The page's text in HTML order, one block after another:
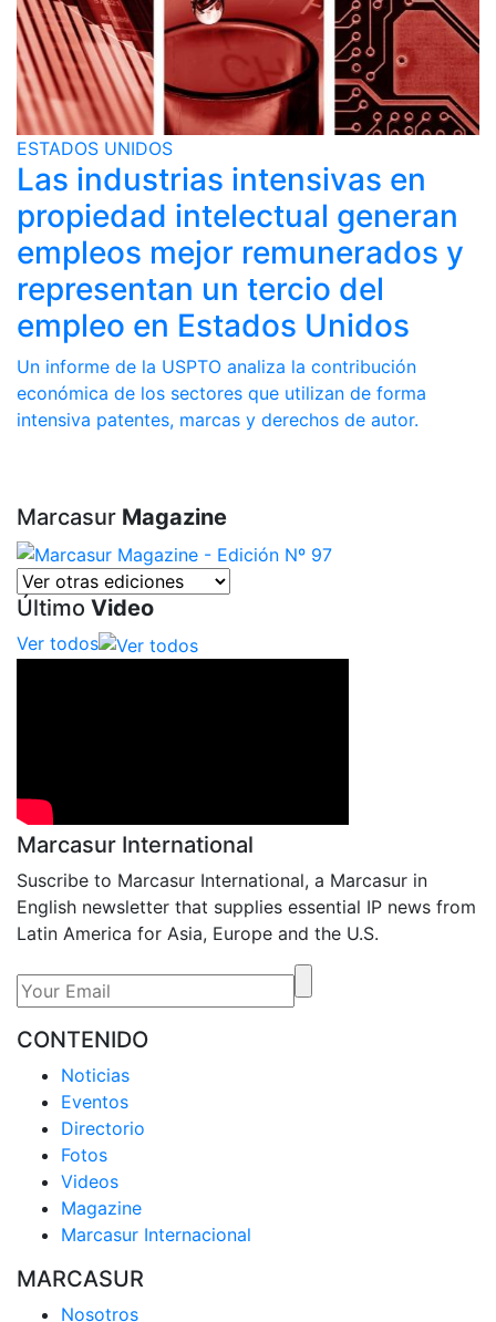
ESTADOS UNIDOS
Las industrias intensivas en
propiedad intelectual generan
empleos mejor remunerados y
representan un tercio del
empleo en Estados Unidos
Un informe de la USPTO analiza la contribución
económica de los sectores que utilizan de forma
intensiva patentes, marcas y derechos de autor.
Marcasur Magazine
Último Video
Ver todos
Marcasur International
Suscribe to Marcasur International, a Marcasur in
English newsletter that supplies essential IP news from
Latin America for Asia, Europe and the U.S.
CONTENIDO
Noticias
Eventos
Directorio
Fotos
Videos
Magazine
Marcasur Internacional
MARCASUR
Nosotros